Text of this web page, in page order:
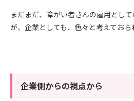
まだまだ、障がい者さんの雇用とし
が、企業としても、色々と考えておら
企業側からの視点から